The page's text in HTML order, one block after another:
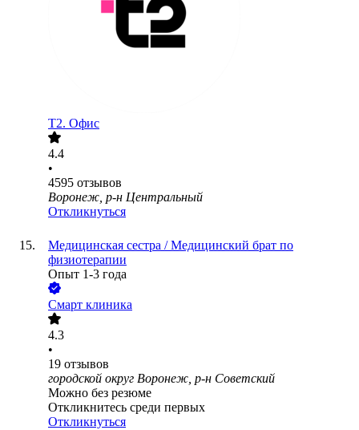
Т2. Офис
4.4
•
4595 отзывов
Воронеж, р-н Центральный
Откликнуться
Медицинская сестра / Медицинский брат по
физиотерапии
Опыт 1-3 года
Смарт клиника
4.3
•
19 отзывов
городской округ Воронеж, р-н Советский
Можно без резюме
Откликнитесь среди первых
Откликнуться